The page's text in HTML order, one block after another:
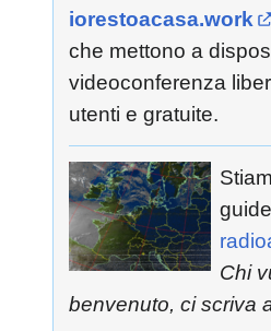
iorestoacasa.work
che mettono a
videoconferenza
utenti e gratuite.
Chi
benvenuto, ci scriva